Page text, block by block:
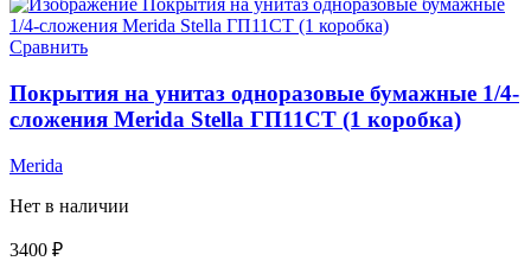
Сравнить
Покрытия на унитаз одноразовые бумажные 1/4-
сложения Merida Stella ГП11СТ (1 коробка)
Merida
Нет в наличии
3400 ₽